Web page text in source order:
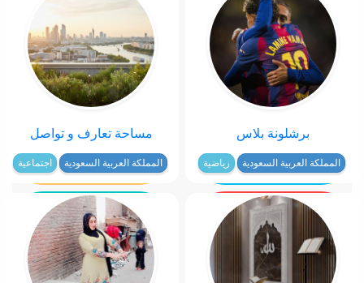
برشلونة بلاس
المملكة العربية السعودية رياضية
مساحة تعارف و تواصل
المملكة العربية السعودية اجتماعية